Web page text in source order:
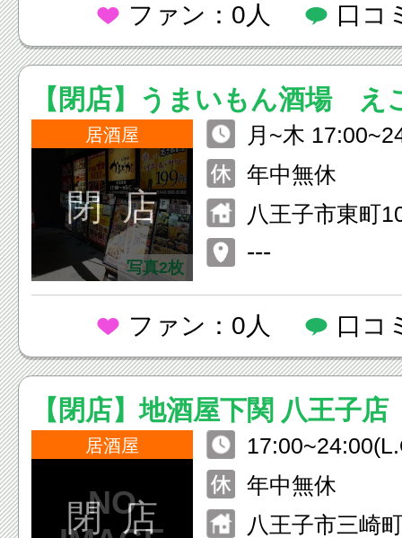
ファン：0人 口コ
【閉店】うまいもん酒場 え
王子北口店
居酒屋
写真2枚
閉 店
月~木
30） 金・土・祝前日 15:00~
日
0）
年中無休
八王子市東町
---
ファン：0人 口コ
【閉店】地酒屋下関 八王子店
居酒屋
閉 店
年中無休
八王子市三崎